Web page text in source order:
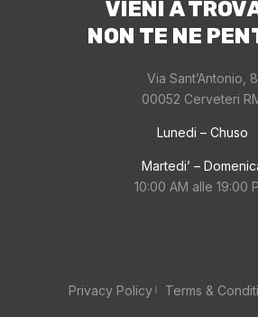
VIENI A
NON TE NE
Via Sant’Antonio, 8
00052 Cerveteri
Lunedi – Chuso
Martedi’ –
10:00 AM alle 19:00
Privacy Policy Terms &